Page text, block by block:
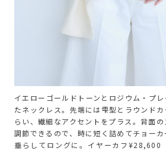
イエローゴールドトーンとロジウム・プ
たネックレス。先端には雫型とラウンド
らい、繊細なアクセントをプラス。背面
調節できるので、時に短く詰めてチョー
垂らしてロングに。イヤーカフ